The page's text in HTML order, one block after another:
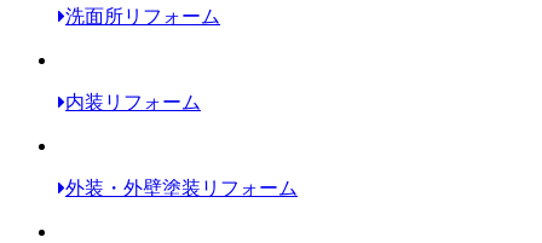
洗面所リフォーム
内装リフォーム
外装・外壁塗装リフォーム